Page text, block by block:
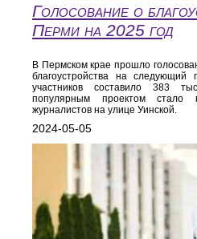
Голосование о
Перми на 2025 год
В Пермском крае прошло
благоустройства на следующий
участников составило 383
популярным проектом стало
журналистов на улице Уинской.
2024-05-05